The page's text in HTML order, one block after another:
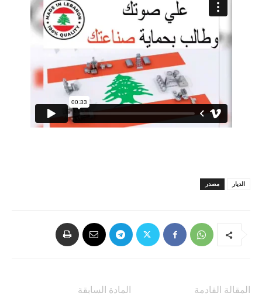
مصدر الديار
المادة السابقة
المقالة القادمة